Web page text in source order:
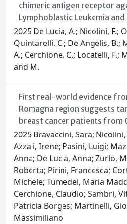
chimeric antigen receptor
Lymphoblastic Leukemia and
2025 De Lucia, A.; Nicolini, F.;
Quintarelli, C.; De Angelis, B.;
A.; Cerchione, C.; Locatelli, F.;
and M.
First real-world evidence
Romagna region suggests
breast cancer patients from
2025 Bravaccini, Sara;
Azzali, Irene; Pasini, Luigi;
Anna; De Lucia, Anna; Zurlo,
Roberta; Pirini, Francesca;
Michele; Tumedei, Maria
Cerchione, Claudio; Sambri,
Patricia Borges; Martinelli,
Massimiliano